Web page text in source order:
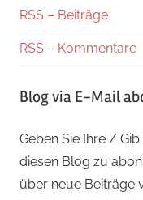
RSS – Beiträge
RSS – Kommentare
Blog via E-Mail
Geben Sie Ihre /
diesen Blog zu
über neue Beiträge